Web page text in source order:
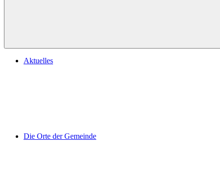
Aktuelles
Die Orte der Gemeinde